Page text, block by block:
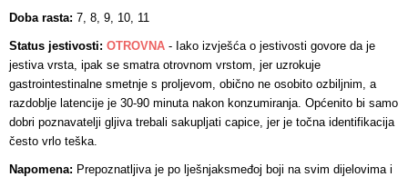
Doba rasta: 7, 8, 9, 10, 11
Status jestivosti: OTROVNA - Iako izvješća o jestivosti govore da je
jestiva vrsta, ipak se smatra otrovnom vrstom, jer uzrokuje
gastrointestinalne smetnje s proljevom, obično ne osobito ozbiljnim, a
razdoblje latencije je 30-90 minuta nakon konzumiranja. Općenito bi samo
dobri poznavatelji gljiva trebali sakupljati capice, jer je točna identifikacija
često vrlo teška.
Napomena: Prepoznatljiva je po lješnjaksmeđoj boji na svim dijelovima i